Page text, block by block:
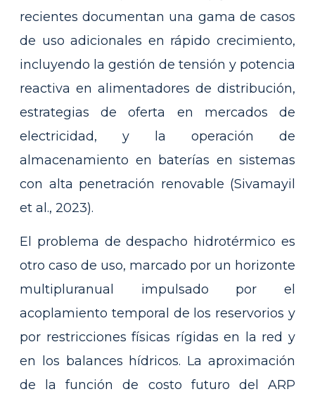
recientes documentan una gama de casos
de uso adicionales en rápido crecimiento,
incluyendo la gestión de tensión y potencia
reactiva en alimentadores de distribución,
estrategias de oferta en mercados de
electricidad, y la operación de
almacenamiento en baterías en sistemas
con alta penetración renovable (Sivamayil
et al., 2023).
El problema de despacho hidrotérmico es
otro caso de uso, marcado por un horizonte
multipluranual impulsado por el
acoplamiento temporal de los reservorios y
por restricciones físicas rígidas en la red y
en los balances hídricos. La aproximación
de la función de costo futuro del ARP